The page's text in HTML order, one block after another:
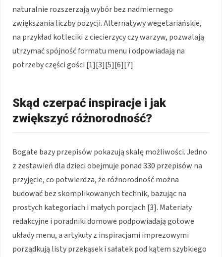
naturalnie rozszerzają wybór bez nadmiernego
zwiększania liczby pozycji. Alternatywy wegetariańskie,
na przykład kotleciki z ciecierzycy czy warzyw, pozwalają
utrzymać spójność formatu menu i odpowiadają na
potrzeby części gości [1][3][5][6][7].
Skąd czerpać inspiracje i jak
zwiększyć różnorodność?
Bogate bazy przepisów pokazują skalę możliwości. Jedno
z zestawień dla dzieci obejmuje ponad 330 przepisów na
przyjęcie, co potwierdza, że różnorodność można
budować bez skomplikowanych technik, bazując na
prostych kategoriach i małych porcjach [3]. Materiały
redakcyjne i poradniki domowe podpowiadają gotowe
układy menu, a artykuły z inspiracjami imprezowymi
porządkują listy przekąsek i sałatek pod kątem szybkiego